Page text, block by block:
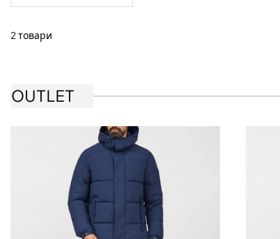
2 товари
OUTLET